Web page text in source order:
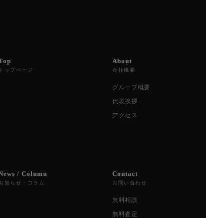
トップページ
About
会社概要
グループ概要
代表挨拶
アクセス
/ Column
知らせ・コラム
Contact
お問い合わせ
無料相談
無料査定